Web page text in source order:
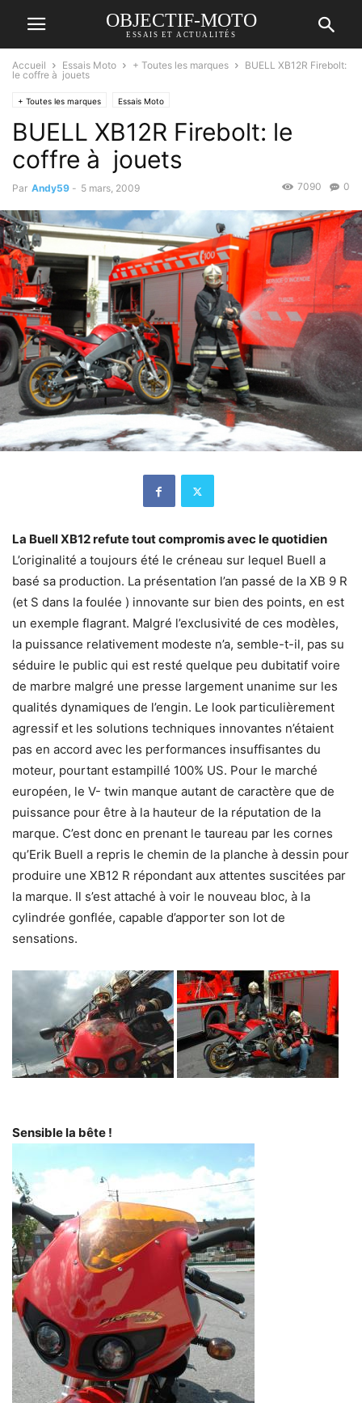
OBJECTIF-MOTO
ESSAIS ET ACTUALITÉS
Accueil Essais Moto + Toutes les marques
BUELL XB12R Firebolt:
le coffre à jouets
+ Toutes les marques Essais Moto
BUELL XB12R Firebolt: le
coffre à jouets
Par Andy59 - 5 mars, 2009 0
7090
La Buell XB12 refute tout compromis avec le quotidien
L’originalité a toujours été le créneau sur lequel Buell a
basé sa production. La présentation l’an passé de la XB 9 R
(et S dans la foulée ) innovante sur bien des points, en est
un exemple flagrant. Malgré l’exclusivité de ces modèles,
la puissance relativement modeste n’a, semble-t-il, pas su
séduire le public qui est resté quelque peu dubitatif voire
de marbre malgré une presse largement unanime sur les
qualités dynamiques de l’engin. Le look particulièrement
agressif et les solutions techniques innovantes n’étaient
pas en accord avec les performances insuffisantes du
moteur, pourtant estampillé 100% US. Pour le marché
européen, le V- twin manque autant de caractère que de
puissance pour être à la hauteur de la réputation de la
marque. C’est donc en prenant le taureau par les cornes
qu’Erik Buell a repris le chemin de la planche à dessin pour
produire une XB12 R répondant aux attentes suscitées par
la marque. Il s’est attaché à voir le nouveau bloc, à la
cylindrée gonflée, capable d’apporter son lot de
sensations.
Sensible la bête !